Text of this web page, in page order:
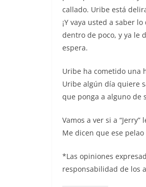
callado. Uribe está
¡Y vaya usted a saber
dentro de poco, y ya le
espera.
Uribe ha cometido una
Uribe algún día quiere
que ponga a alguno de
Vamos a ver si a
Me dicen que ese
*Las opiniones
responsabilidad de los